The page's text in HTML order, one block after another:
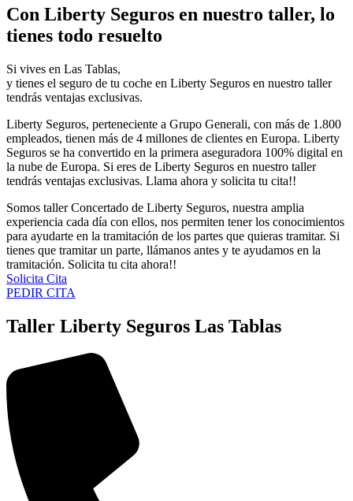
Con Liberty Seguros en nuestro taller, lo
tienes todo resuelto
Si vives en Las Tablas,
y tienes el seguro de tu coche en Liberty Seguros en nuestro taller
tendrás ventajas exclusivas.
Liberty Seguros, perteneciente a Grupo Generali, con más de 1.800
empleados, tienen más de 4 millones de clientes en Europa. Liberty
Seguros se ha convertido en la primera aseguradora 100% digital en
la nube de Europa. Si eres de Liberty Seguros en nuestro taller
tendrás ventajas exclusivas. Llama ahora y solicita tu cita!!
Somos taller Concertado de Liberty Seguros, nuestra amplia
experiencia cada día con ellos, nos permiten tener los conocimientos
para ayudarte en la tramitación de los partes que quieras tramitar. Si
tienes que tramitar un parte, llámanos antes y te ayudamos en la
tramitación. Solicita tu cita ahora!!
Solicita Cita
PEDIR CITA
Taller Liberty Seguros Las Tablas